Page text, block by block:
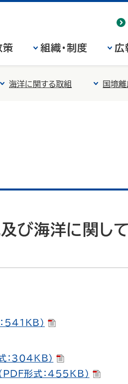
策 組織・制度 広
海洋に関する取組 国境
び海洋に関し
541KB）
：304KB）
PDF形式：455KB）